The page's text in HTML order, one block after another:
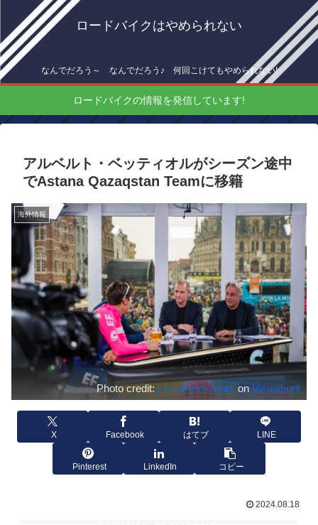
ロードバイクはやめられない
なんでだろう～ なんでだろう♪ 何回こけてもやめられない!
ロードバイクの情報を発信しています!
アルベルト・ベッティオルがシーズン途中
でAstana Qazaqstan Teamに移籍
海外情報
Photo credit: crommelincklars on Visualhunt
X Facebook はてブ LINE
Pinterest LinkedIn コピー
2024.08.18